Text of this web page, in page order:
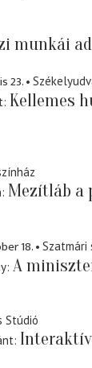
munkái
23.
Kellemes
Mezítláb a
18.
Szatmári
A
Stúdió
Interaktív